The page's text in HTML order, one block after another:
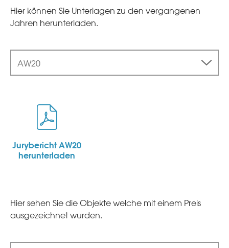
Hier können Sie Unterlagen zu den vergangenen
Jahren herunterladen.
AW20
Jurybericht AW20
herunterladen
Hier sehen Sie die Objekte welche mit einem Preis
ausgezeichnet wurden.